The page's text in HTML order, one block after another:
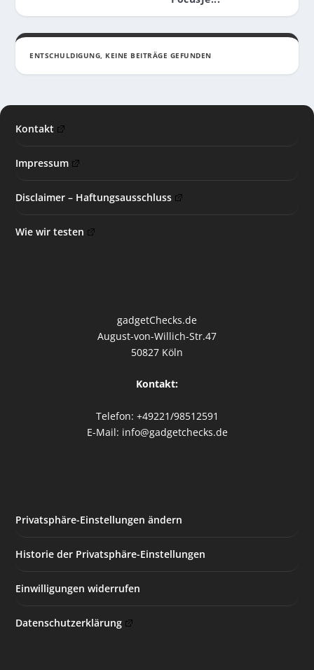
ENTSCHULDIGUNG, KEINE BEITRÄGE GEFUNDEN
Kontakt
Impressum
Disclaimer – Haftungsausschluss
Wie wir testen
gadgetChecks.de
August-von-Willich-Str.47
50827 Köln
Kontakt:
Telefon: +49221/98512591
E-Mail: info@gadgetchecks.de
Privatsphäre-Einstellungen ändern
Historie der Privatsphäre-Einstellungen
Einwilligungen widerrufen
Datenschutzerklärung